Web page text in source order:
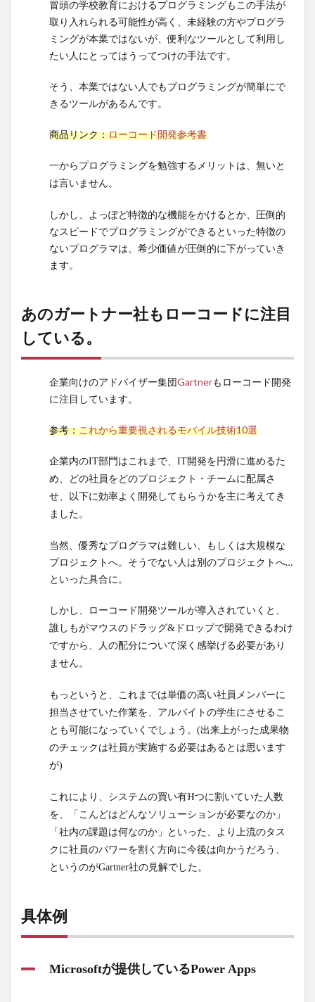
そも
なれ
6.1
名ジ
ョッ
キー
ある
はな
い。
6.2
いわ
数Ⅲ
析が
絡む
な内
容は
い。
ンサ
ルタ
冒頭の学校教育におけるプログラミングもこの手法が
取り入れられる可能性が高く、未経験の方やプログラ
ミングが本業ではないが、便利なツールとして利用し
たい人にとってはうってつけの手法です。
そう、本業ではない人でもプログラミングが簡単にで
きるツールがあるんです。
商品リンク：ローコード開発参考書
一からプログラミングを勉強するメリットは、無いと
は言いません。
しかし、よっぽど特徴的な機能をかけるとか、圧倒的
なスピードでプログラミングができるといった特徴の
ないプログラマは、希少価値が圧倒的に下がっていき
ます。
あのガートナー社もローコードに注目
している。
企業向けのアドバイザー集団Gartnerもローコード開発
に注目しています。
参考：これから重要視されるモバイル技術10選
企業内のIT部門はこれまで、IT開発を円滑に進めるた
め、どの社員をどのプロジェクト・チームに配属さ
せ、以下に効率よく開発してもらうかを主に考えてき
ました。
当然、優秀なプログラマは難しい、もしくは大規模な
プロジェクトへ。そうでない人は別のプロジェクトへ…
といった具合に。
しかし、ローコード開発ツールが導入されていくと、
誰しもがマウスのドラッグ&ドロップで開発できるわけ
ですから、人の配分について深く感挙げる必要があり
ません。
もっというと、これまでは単価の高い社員メンバーに
担当させていた作業を、アルバイトの学生にさせるこ
とも可能になっていくでしょう。(出来上がった成果物
のチェックは社員が実施する必要はあるとは思います
が)
これにより、システムの買い有ℍつに割いていた人数
を、「こんどはどんなソリューションが必要なのか」
「社内の課題は何なのか」といった、より上流のタス
クに社員のパワーを割く方向に今後は向かうだろう、
というのがGartner社の見解でした。
具体例
Microsoftが提供しているPower Apps